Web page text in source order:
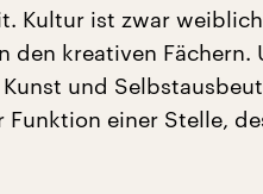
Kultur ist zwar
den kreativen Fächern.
und
Funktion einer Stelle,